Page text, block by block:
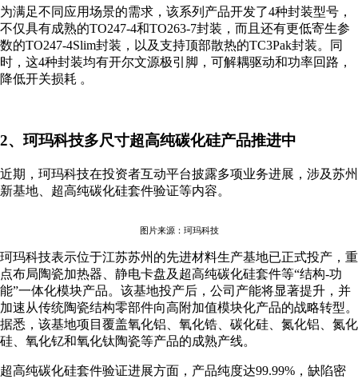
为满足不同应用场景的需求，该系列产品开发了4种封装型号，
不仅具有成熟的TO247-4和TO263-7封装，而且还有更低寄生参
数的TO247-4Slim封装，以及支持顶部散热的TC3Pak封装。同
时，这4种封装均有开尔文源极引脚，可解耦驱动和功率回路，
降低开关损耗 。
2、珂玛科技多尺寸超高纯碳化硅产品推进中
近期，珂玛科技在投资者互动平台披露多项业务进展，涉及苏州
新基地、超高纯碳化硅套件验证等内容。
图片来源：珂玛科技
珂玛科技表示位于江苏苏州的先进材料生产基地已正式投产，重
点布局陶瓷加热器、静电卡盘及超高纯碳化硅套件等“结构-功
能”一体化模块产品。该基地投产后，公司产能将显著提升，并
加速从传统陶瓷结构零部件向高附加值模块化产品的战略转型。
据悉，该基地项目覆盖氧化铝、氧化锆、碳化硅、氮化铝、氮化
硅、氧化钇和氧化钛陶瓷等产品的成熟产线。
超高纯碳化硅套件验证进展方面，产品纯度达99.99%，缺陷密